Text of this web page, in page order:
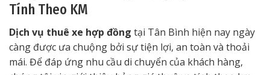
Tính Theo KM
Dịch vụ thuê xe hợp đồng tại Tân Bình hiện nay ngày
càng được ưa chuộng bởi sự tiện lợi, an toàn và thoải
mái. Để đáp ứng nhu cầu di chuyển của khách hàng,